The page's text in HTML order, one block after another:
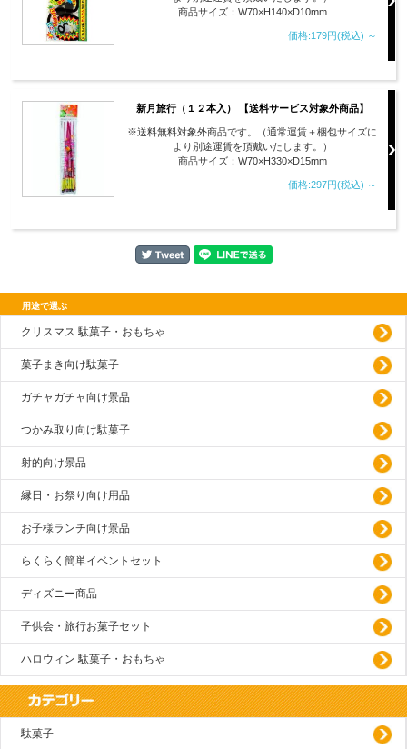
商品サイズ：W70×H140×D10mm
価格:179円(税込) ～
新月旅行（１２本入） 【送料サービス対象外商品】
※送料無料対象外商品です。（通常運賃＋梱包サイズに
より別途運賃を頂戴いたします。）
商品サイズ：W70×H330×D15mm
価格:297円(税込) ～
用途で選ぶ
クリスマス 駄菓子・おもちゃ
菓子まき向け駄菓子
ガチャガチャ向け景品
つかみ取り向け駄菓子
射的向け景品
縁日・お祭り向け用品
お子様ランチ向け景品
らくらく簡単イベントセット
ディズニー商品
子供会・旅行お菓子セット
ハロウィン 駄菓子・おもちゃ
駄菓子